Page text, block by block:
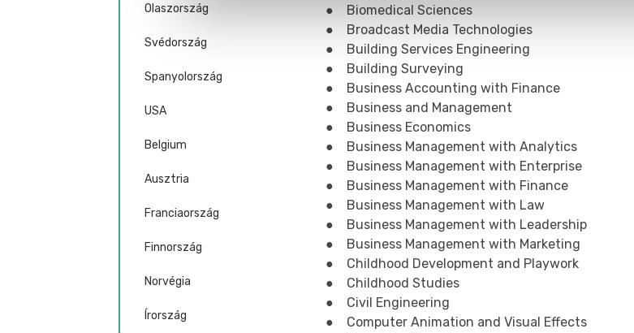
Olaszország
Svédország
Spanyolország
USA
Belgium
Ausztria
Franciaország
Finnország
Norvégia
Írország
● Biomedical Sciences
● Broadcast Media Technologies
● Building Services Engineering
● Building Surveying
● Business Accounting with Finance
● Business and Management
● Business Economics
● Business Management with Analytics
● Business Management with Enterprise
● Business Management with Finance
● Business Management with Law
● Business Management with Leadership
● Business Management with Marketing
● Childhood Development and Playwork
● Childhood Studies
● Civil Engineering
● Computer Animation and Visual Effects